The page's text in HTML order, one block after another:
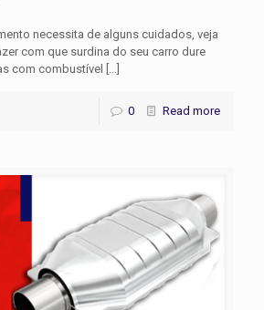
necessita de alguns cuidados, veja
com que surdina do seu carro dure
com combustível
0 Read more